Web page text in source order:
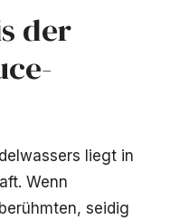
der
liegt in
Wenn
seidig